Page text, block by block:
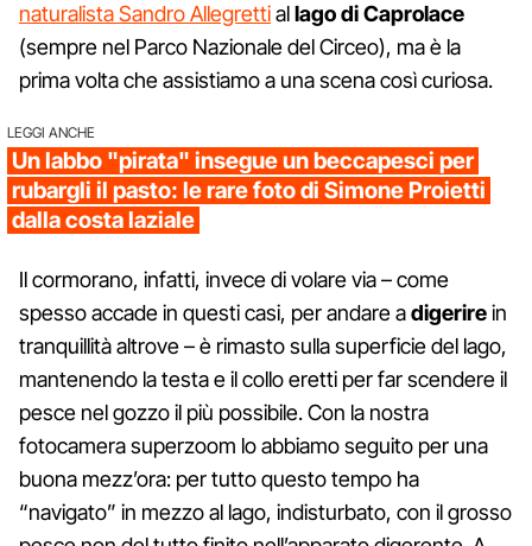
naturalista Sandro Allegrettiallago di Caprolace
(sempre nel Parco Nazionale del Circeo), ma è la
prima volta che assistiamo a una scena così curiosa.
LEGGI ANCHE
Un labbo "pirata" insegue un beccapesci per
rubargli il pasto: le rare foto di Simone Proietti
dalla costa laziale
Il cormorano, infatti, invece di volare via – come
spesso accade in questi casi, per andare adigerirein
tranquillità altrove – è rimasto sulla superficie del lago,
mantenendo la testa e il collo eretti per far scendere il
pesce nel gozzo il più possibile. Con la nostra
fotocamera superzoom lo abbiamo seguito per una
buona mezz’ora: per tutto questo tempo ha
“navigato” in mezzo al lago, indisturbato, con il grosso